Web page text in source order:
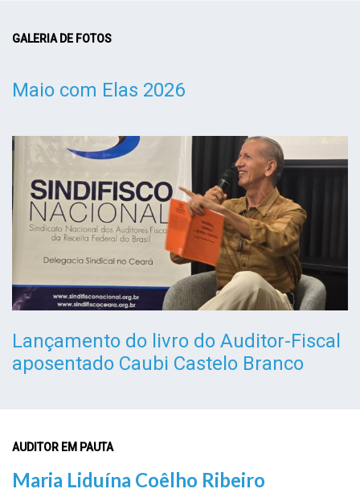
GALERIA DE FOTOS
Maio com Elas 2026
Lançamento do livro do Auditor-Fiscal
aposentado Caubi Castelo Branco
AUDITOR EM PAUTA
Maria Liduína Coêlho Ribeiro